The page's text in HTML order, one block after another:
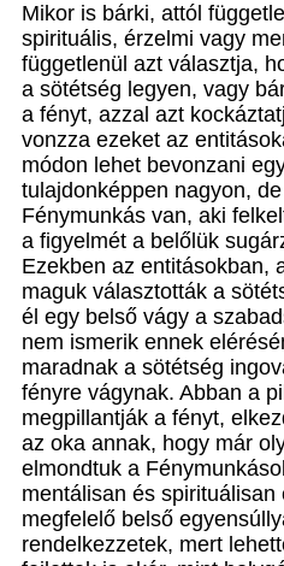
Mikor is bárki, attól
spirituális, érzelmi vagy
függetlenül azt választja,
a sötétség legyen, vagy
a fényt, azzal azt
vonzza ezeket az
módon lehet bevonzani
tulajdonképpen nagyon,
Fénymunkás van, aki
a figyelmét a belőlük
Ezekben az entitásokban,
maguk választották a
él egy belső vágy a
nem ismerik ennek
maradnak a sötétség
fényre vágynak. Abban a
megpillantják a fényt,
az oka annak, hogy már
elmondtuk a
mentálisan és
megfelelő belső
rendelkezzetek, mert